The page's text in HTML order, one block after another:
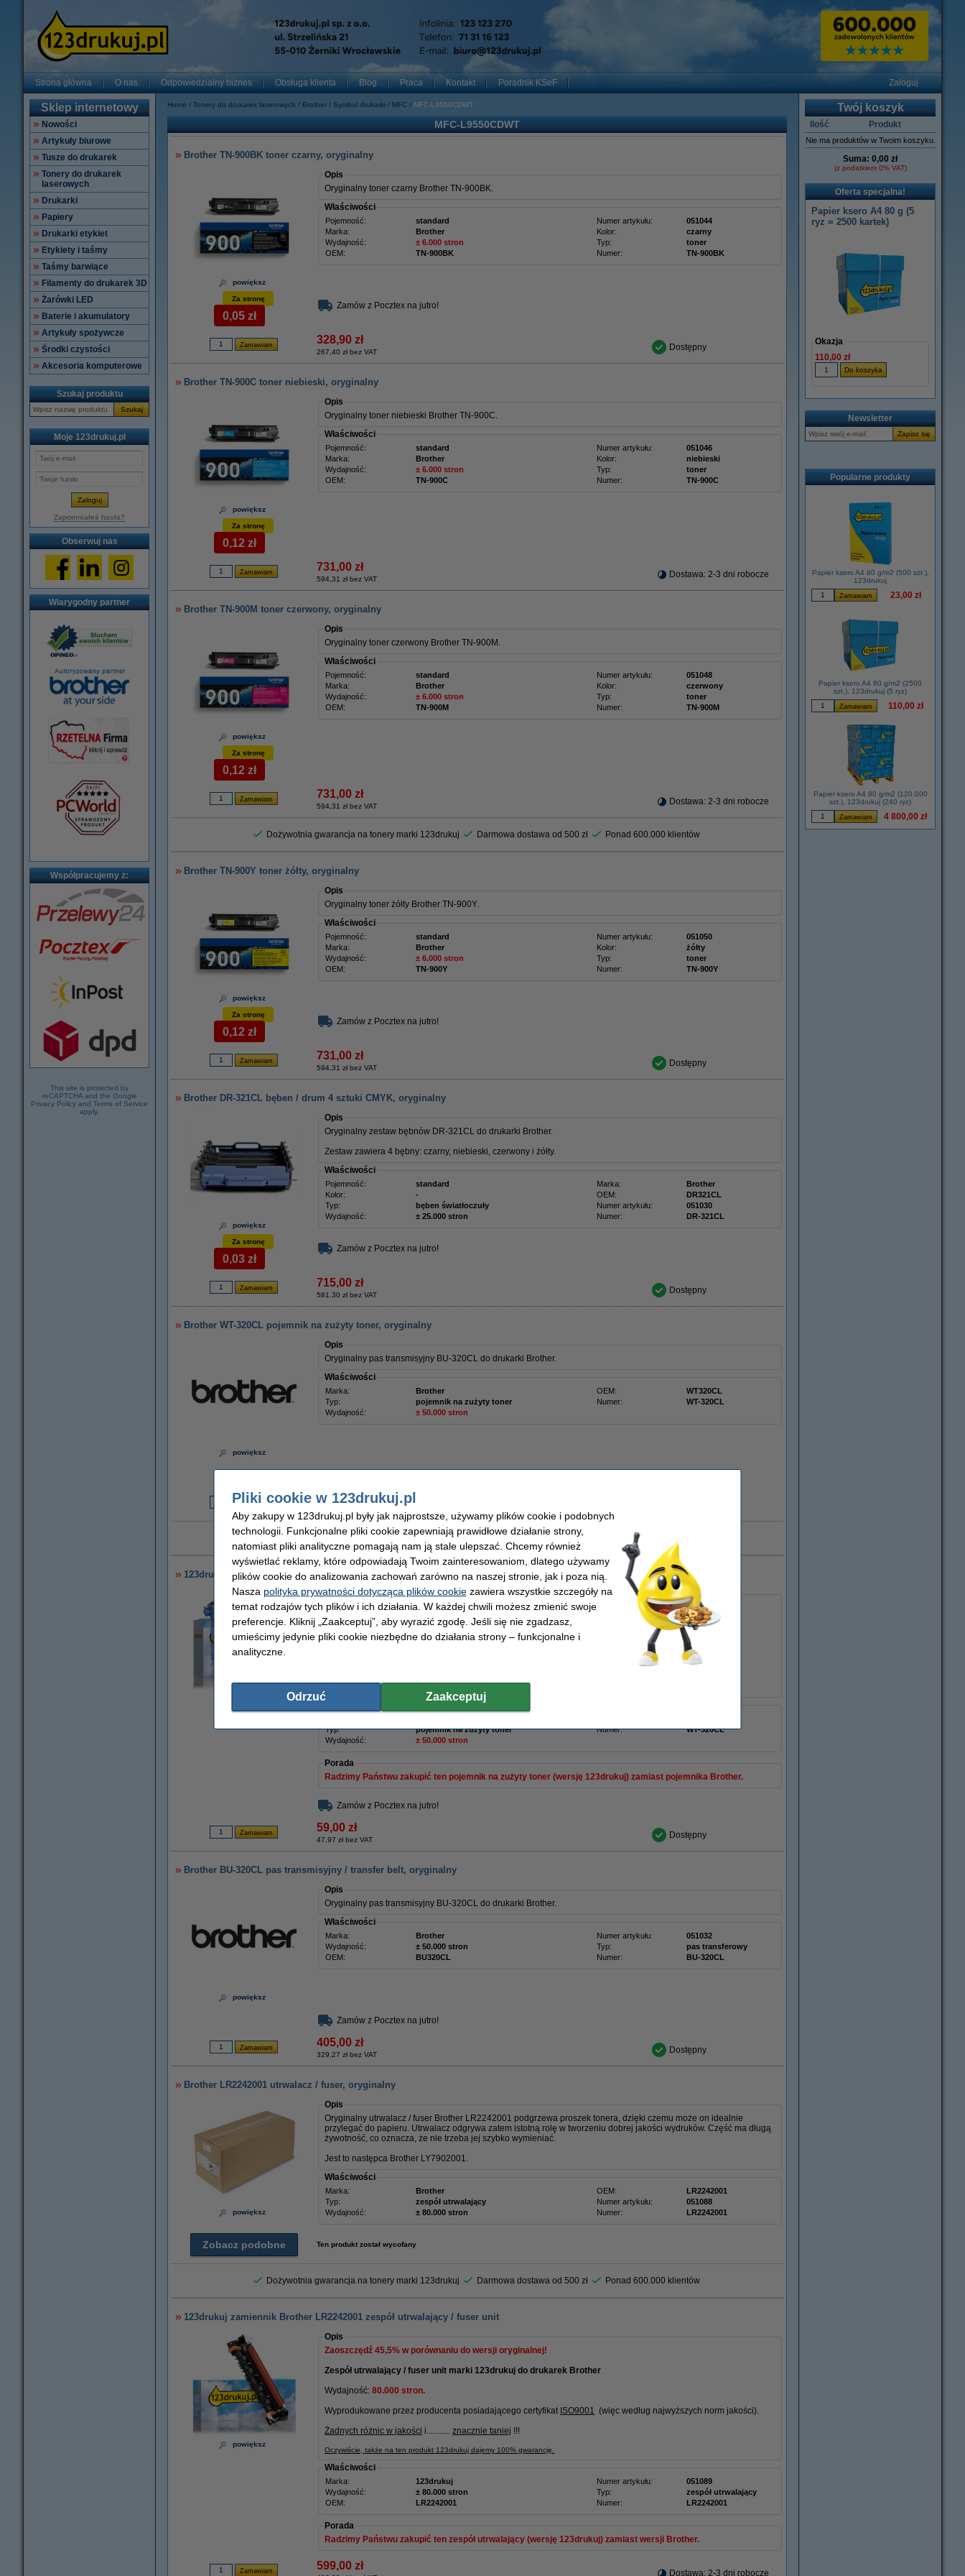
Strona główna O nas Odpowiedzialny biznes Obsługa klienta Blog Praca Kontakt Poradnik KSeF Zaloguj
Sklep internetowy
Nowości
Artykuły biurowe
Tusze do drukarek
Tonery do drukarek
laserowych
Drukarki
Papiery
Drukarki etykiet
Etykiety i taśmy
Taśmy barwiące
Filamenty do drukarek 3D
Żarówki LED
Baterie i akumulatory
Artykuły spożywcze
Środki czystości
Akcesoria komputerowe
Szukaj produktu
Szukaj
Moje 123drukuj.pl
Zapomniałeś hasła?
Obserwuj nas
Wiarygodny partner
Współpracujemy z:
This site is protected by
reCAPTCHA and the Google
Privacy Policy and Terms of Service
apply.
Home Tonery do drukarek laserowych Brother Symbol drukarki MFC MFC-L9550CDWT
MFC-L9550CDWT
Brother TN-900BK toner czarny, oryginalny
powiększ
Opis
Oryginalny toner czarny Brother TN-900BK.
Właściwości
Pojemność: standard Numer artykułu:
051044
Marka:
Brother Kolor:
czarny
Wydajność:
± 6.000 stron Typ:
toner
OEM:
TN-900BK Numer: TN-900BK
Za stronę
0,05 zł
Zamów z Pocztex na jutro!
328,90 zł
267,40 zł bez VAT Dostępny
Brother TN-900C toner niebieski, oryginalny
powiększ
Opis
Oryginalny toner niebieski Brother TN-900C.
Właściwości
Pojemność: standard Numer artykułu:
051046
Marka:
Brother Kolor:
niebieski
Wydajność:
± 6.000 stron Typ:
toner
OEM:
TN-900C Numer: TN-900C
Za stronę
0,12 zł
731,00 zł
594,31 zł bez VAT Dostawa: 2-3 dni robocze
Brother TN-900M toner czerwony, oryginalny
powiększ
Opis
Oryginalny toner czerwony Brother TN-900M .
Właściwości
Pojemność: standard Numer artykułu:
051048
Marka:
Brother Kolor:
czerwony
Wydajność:
± 6.000 stron Typ:
toner
OEM:
TN-900M Numer: TN-900M
Za stronę
0,12 zł
731,00 zł
594,31 zł bez VAT Dostawa: 2-3 dni robocze
Dożywotnia gwarancja na tonery marki 123drukuj Darmowa dostawa od 500 zł Ponad 600.000 klientów
Brother TN-900Y toner żółty, oryginalny
powiększ
Opis
Oryginalny toner żółty Brother TN-900Y.
Właściwości
Pojemność: standard Numer artykułu:
051050
Marka:
Brother Kolor:
żółty
Wydajność:
± 6.000 stron Typ:
toner
OEM:
TN-900Y Numer: TN-900Y
Za stronę
0,12 zł
Zamów z Pocztex na jutro!
731,00 zł
594,31 zł bez VAT Dostępny
Brother DR-321CL bęben / drum 4 sztuki CMYK, oryginalny
powiększ
Opis
Oryginalny zestaw bębnów DR-321CL do drukarki Brother.
Zestaw zawiera 4 bębny: czarny, niebieski, czerwony i żółty.
Właściwości
Pojemność: standard Marka:
Brother
Kolor:
- OEM:
DR321CL
Typ:
bęben światłoczuły Numer artykułu:
051030
Wydajność:
± 25.000 stron Numer: DR-321CL
Za stronę
0,03 zł
Zamów z Pocztex na jutro!
715,00 zł
581,30 zł bez VAT Dostępny
Brother WT-320CL pojemnik na zużyty toner, oryginalny
powiększ
Opis
Oryginalny pas transmisyjny BU-320CL do drukarki Brother.
Właściwości
Marka: Brother OEM:
WT320CL
Typ:
pojemnik na zużyty toner Numer:
WT-320CL
Wydajność:
± 50.000 stron
78,00 zł
Dożywotnia gwarancja na tonery marki 123drukuj Darmowa dostawa od 500 zł Ponad 600.000 klientów
123drukuj zamiennik Brother WT-320CL pojemnik na zużyty toner
Opis
Zaoszczędź prawie25% w porównaniu do wersji oryginalnej!
Pojemnik na zużyty toner marki 123drukuj do drukarek Brother.
Typ:
pojemnik na zużyty toner Numer:
WT-320CL
Wydajność:
± 50.000 stron
Porada
Radzimy Państwu zakupić ten pojemnik na zużyty toner (wersję 123drukuj) zamiast pojemnika Brother.
Zamów z Pocztex na jutro!
59,00 zł
47,97 zł bez VAT Dostępny
Brother BU-320CL pas transmisyjny / transfer belt, oryginalny
powiększ
Opis
Oryginalny pas transmisyjny BU-320CL do drukarki Brother.
Właściwości
Marka: Brother Numer artykułu:
051032
Wydajność:
± 50.000 stron Typ:
pas transferowy
OEM:
BU320CL Numer: BU-320CL
Zamów z Pocztex na jutro!
405,00 zł
329,27 zł bez VAT Dostępny
Brother LR2242001 utrwalacz / fuser, oryginalny
powiększ
Opis
Oryginalny utrwalacz / fuser Brother LR2242001 podgrzewa proszek tonera, dzięki czemu może on idealnie
przylegać do papieru. Utrwalacz odgrywa zatem istotną rolę w tworzeniu dobrej jakości wydruków. Część ma długą
żywotność, co oznacza, że nie trzeba jej szybko wymieniać.
Jest to następca Brother LY7902001.
Właściwości
Marka: Brother OEM:
LR2242001
Typ:
zespół utrwalający Numer artykułu:
051088
Wydajność:
± 80.000 stron Numer: LR2242001
Zobacz podobne Ten produkt został wycofany
Dożywotnia gwarancja na tonery marki 123drukuj Darmowa dostawa od 500 zł Ponad 600.000 klientów
123drukuj zamiennik Brother LR2242001 zespół utrwalający / fuser unit
powiększ
Opis
Zaoszczędź 45,5% w porównaniu do wersji oryginalnej!
Zespół utrwalający / fuser unit marki 123drukuj do drukarek Brother
Wydajność: 80.000 stron.
Wyprodukowane przez producenta posiadającego certyfikat ISO9001 (więc według najwyższych norm jakości).
Żadnych różnic w jakości i........... znacznie taniej !!!
Oczywiście, także na ten produkt 123drukuj dajemy 100% gwarancję.
Właściwości
Marka: 123drukuj Numer artykułu:
051089
Wydajność:
± 80.000 stron Typ:
zespół utrwalający
OEM:
LR2242001 Numer: LR2242001
Porada
Radzimy Państwu zakupić ten zespół utrwalający (wersję 123drukuj) zamiast wersji Brother.
599,00 zł
Dostawa: 2-3 dni robocze
Twój koszyk
Ilość Produkt
Nie ma produktów w Twoim koszyku.
Suma: 0,00 zł
(z podatkiem 0% VAT)
Oferta specjalna!
Papier ksero A4 80 g (5
ryz = 2500 kartek)
Okazja
110,00 zł
Newsletter
Popularne produkty
Papier ksero A4 80 g/m2 (500 szt.),
123drukuj
23,00 zł
Papier ksero A4 80 g/m2 (2500
szt.), 123drukuj (5 ryz)
110,00 zł
Papier ksero A4 80 g/m2 (120.000
szt.), 123drukuj (240 ryz)
4 800,00 zł
Pliki cookie w 123drukuj.pl
Aby zakupy w 123drukuj.pl były jak najprostsze, używamy plików cookie i podobnych
technologii. Funkcjonalne pliki cookie zapewniają prawidłowe działanie strony,
natomiast pliki analityczne pomagają nam ją stale ulepszać. Chcemy również
wyświetlać reklamy, które odpowiadają Twoim zainteresowaniom, dlatego używamy
plików cookie do analizowania zachowań zarówno na naszej stronie, jak i poza nią.
Nasza polityka prywatności dotycząca plików cookiezawiera wszystkie szczegóły na
temat rodzajów tych plików i ich działania. W każdej chwili możesz zmienić swoje
preferencje. Kliknij „Zaakceptuj”, aby wyrazić zgodę. Jeśli się nie zgadzasz,
umieścimy jedynie pliki cookie niezbędne do działania strony – funkcjonalne i
analityczne.
Odrzuć Zaakceptuj